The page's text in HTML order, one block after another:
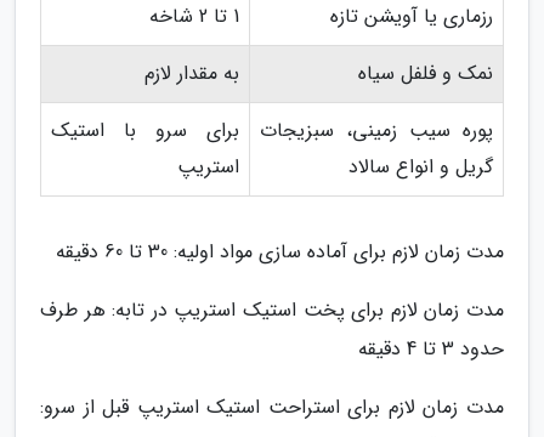
رزماری یا آویشن تازه
1 تا 2 شاخه
نمک و فلفل سیاه
به مقدار لازم
پوره سیب زمینی، سبزیجات
گریل و انواع سالاد
برای سرو با استیک
استریپ
مدت زمان لازم برای آماده سازی مواد اولیه: 30 تا 60 دقیقه
مدت زمان لازم برای پخت استیک استریپ در تابه: هر طرف
حدود 3 تا 4 دقیقه
مدت زمان لازم برای استراحت استیک استریپ قبل از سرو: